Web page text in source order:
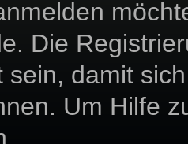
Die
sein, damit
Um Hilfe